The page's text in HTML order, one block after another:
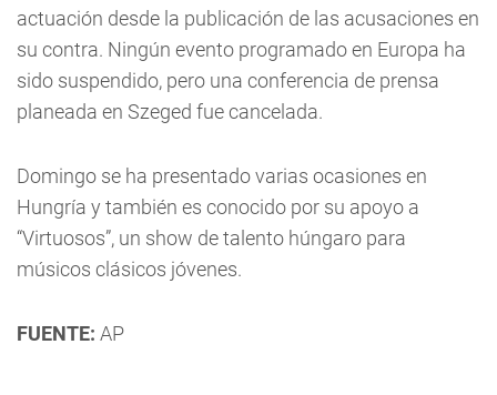
actuación desde la publicación de las acusaciones en
su contra. Ningún evento programado en Europa ha
sido suspendido, pero una conferencia de prensa
planeada en Szeged fue cancelada.
Domingo se ha presentado varias ocasiones en
Hungría y también es conocido por su apoyo a
“Virtuosos”, un show de talento húngaro para
músicos clásicos jóvenes.
FUENTE: AP